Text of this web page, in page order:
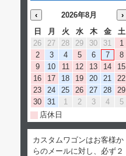
‹ 2026年8月
›
日
月 火 水 木 金
土
26
27 28 29 30 31
1
2
3 4 5 6 7
8
9
10 11 12 13 14
15
16
17 18 19 20 21
22
23
24 25 26 27 28
29
30
31 1 2 3 4
5
店休日
カスタムワゴンはお客様か
らのメールに対し、必ず２